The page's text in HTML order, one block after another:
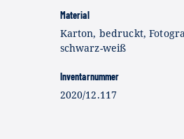
Material
Karton, bedruckt,
schwarz-weiß
Inventarnummer
2020/12.117